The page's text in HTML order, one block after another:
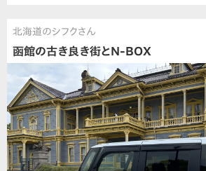
北海道のシフクさん
函館の古き良き街とN-BOX